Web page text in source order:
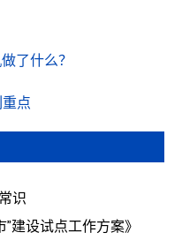
了什么？
点
识
建设试点工作方案》